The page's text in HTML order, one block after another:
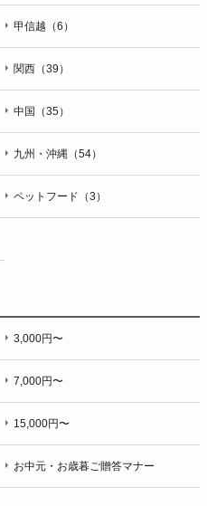
甲信越（6）
関西（39）
中国（35）
九州・沖縄（54）
ペットフード（3）
3,000円〜
7,000円〜
15,000円〜
お中元・お歳暮ご贈答マナー